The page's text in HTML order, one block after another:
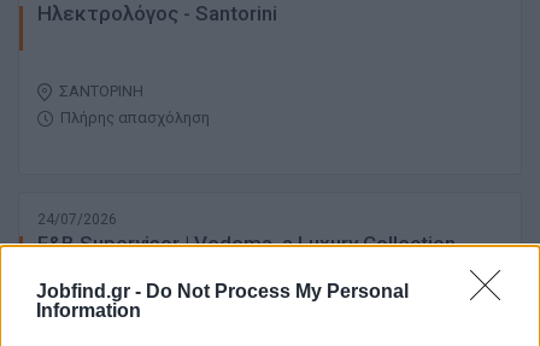
Jobfind.gr - Do Not Process My Personal
Information
Ηλεκτρολόγος - Santorini
ΣΑΝΤΟΡΙΝΗ
Πλήρης απασχόληση
24/07/2026
F&B Supervisor | Vedema, a Luxury Collection
ΣΑΝΤΟΡΙΝΗ